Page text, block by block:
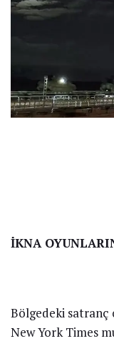
İKNA
Bölgedeki satranç
New York Times